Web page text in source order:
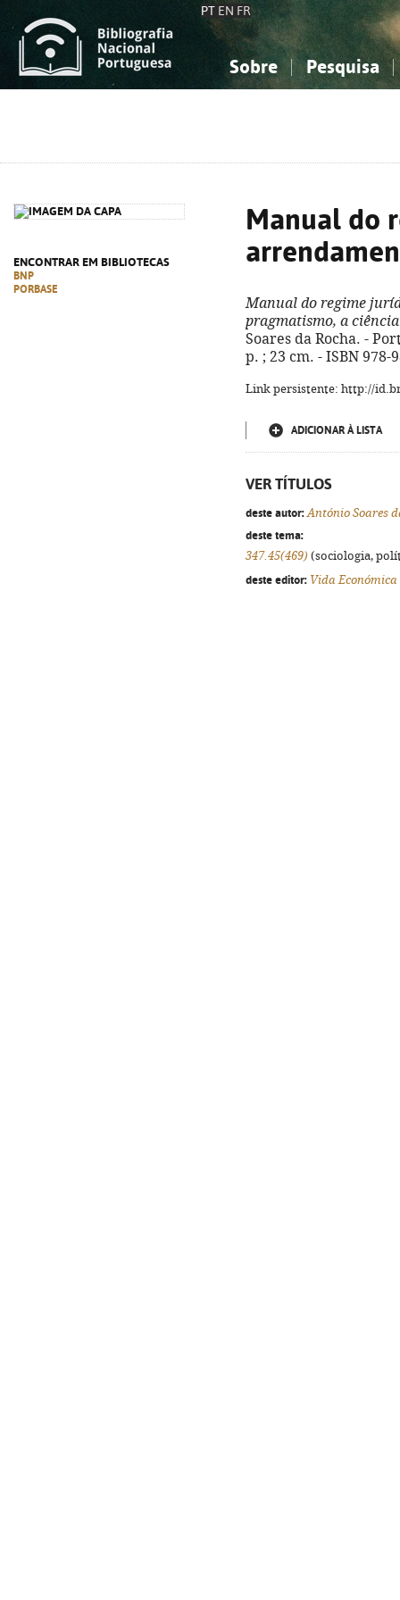
PT EN FR
Sobre Pesquisa
ENCONTRAR EM BIBLIOTECAS
BNP
PORBASE
Manual do
Manual do regime
pragmatismo, a
Soares da Rocha. -
p. ; 23 cm. - ISBN 978-
Link persistente: http://
ADICIONAR À LISTA
VER TÍTULOS
deste autor: António Soares
deste tema:
347.45(469) (sociologia,
deste editor: Vida Económica